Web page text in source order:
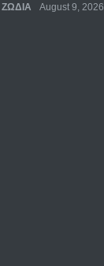
ΖΩΔΙΑ August 9, 2026